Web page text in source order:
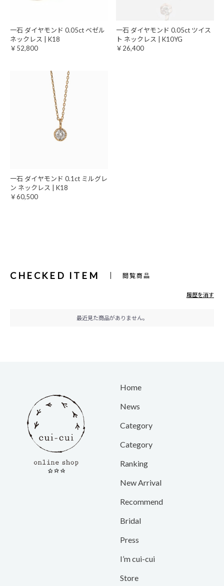
一石 ダイヤモンド 0.05ct ベゼル
ネックレス | K18
￥52,800
一石 ダイヤモンド 0.05ct ツイス
ト ネックレス | K10YG
￥26,400
一石 ダイヤモンド 0.1ct ミルグレ
ン ネックレス | K18
￥60,500
CHECKED ITEM 閲覧商品
履歴を消す
最近見た商品がありません。
Home
News
Category
Category
Ranking
New Arrival
Recommend
Bridal
Press
I’m cui-cui
Store